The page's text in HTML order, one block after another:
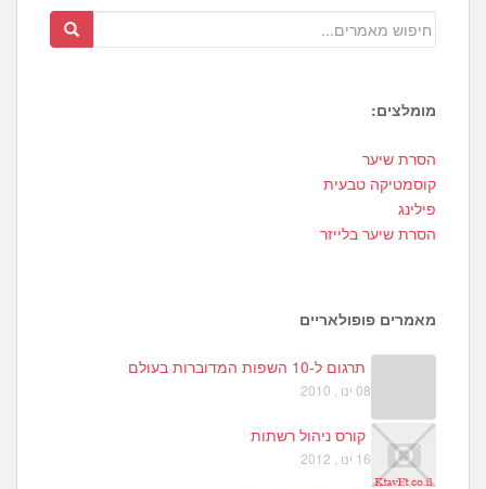
מומלצים:
1
3
הסרת שיער
קוסמטיקה טבעית
פילינג
הסרת שיער בלייזר
מאמרים פופולאריים
תרגום ל-10 השפות המדוברות בעולם
08 ינו , 2010
קורס ניהול רשתות
16 ינו , 2012